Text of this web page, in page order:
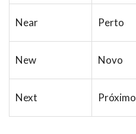
Near Perto
New Novo
Next Próximo